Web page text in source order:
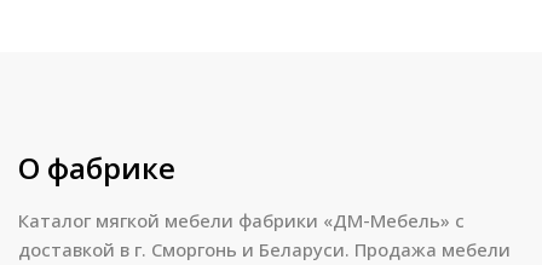
О фабрике
Каталог мягкой мебели фабрики «ДМ-Мебель» с
доставкой в г. Сморгонь и Беларуси. Продажа мебели